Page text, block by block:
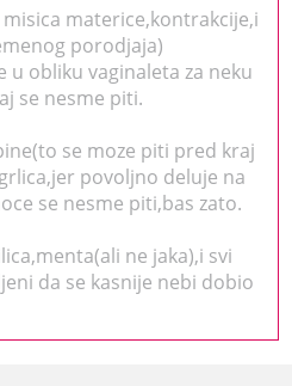
materice,kontrakcije,i
porodjaja)
obliku vaginaleta za neku
se nesme piti.
se moze piti pred kraj
povoljno deluje na
se nesme piti,bas zato.
ne jaka),i svi
da se kasnije nebi dobio